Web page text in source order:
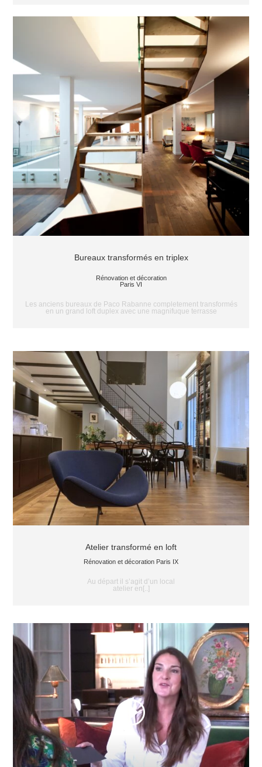
Bureaux transformés en triplex
Rénovation et décoration
Paris VI
Les anciens bureaux de Paco Rabanne completement transformés
en un grand loft duplex avec une magnifuque terrasse
Atelier transformé en loft
Rénovation et décoration Paris IX
Au départ il s’agit d’un local
atelier en[..]